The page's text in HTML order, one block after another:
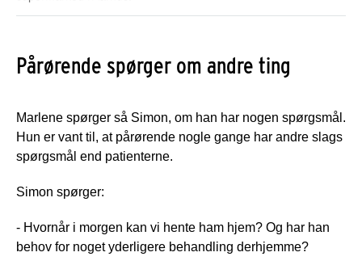
Pårørende spørger om andre ting
Marlene spørger så Simon, om han har nogen spørgsmål.
Hun er vant til, at pårørende nogle gange har andre slags
spørgsmål end patienterne.
Simon spørger:
- Hvornår i morgen kan vi hente ham hjem? Og har han
behov for noget yderligere behandling derhjemme?